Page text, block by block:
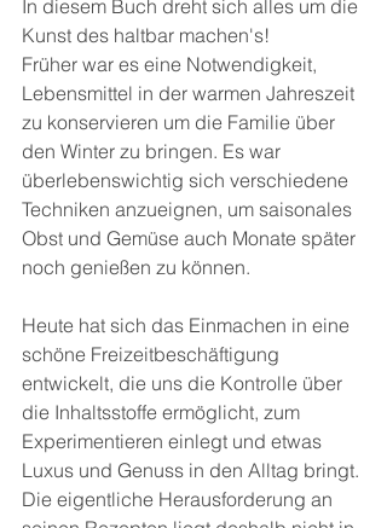
In diesem Buch dreht sich alles um die
Kunst des haltbar machen's!
Früher war es eine Notwendigkeit,
Lebensmittel in der warmen Jahreszeit
zu konservieren um die Familie über
den Winter zu bringen. Es war
überlebenswichtig sich verschiedene
Techniken anzueignen, um saisonales
Obst und Gemüse auch Monate später
noch genießen zu können.
Heute hat sich das Einmachen in eine
schöne Freizeitbeschäftigung
entwickelt, die uns die Kontrolle über
die Inhaltsstoffe ermöglicht, zum
Experimentieren einlegt und etwas
Luxus und Genuss in den Alltag bringt.
Die eigentliche Herausforderung an